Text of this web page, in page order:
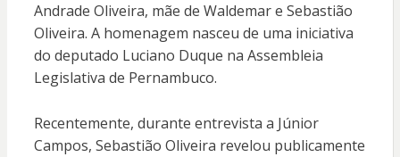
Andrade Oliveira, mãe de Waldemar e Sebastião
Oliveira. A homenagem nasceu de uma iniciativa
do deputado Luciano Duque na Assembleia
Legislativa de Pernambuco.
Recentemente, durante entrevista a Júnior
Campos, Sebastião Oliveira revelou publicamente